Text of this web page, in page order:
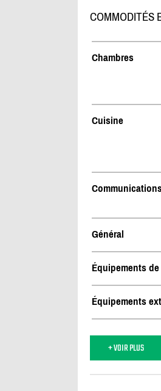
COMMODITÉS
Chambres
Cuisine
Général
Équipements
Équipements
+ VOIR PLUS